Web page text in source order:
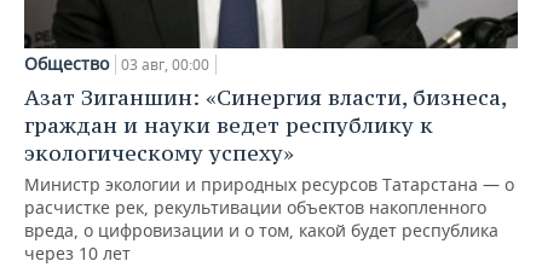
Общество 03 авг, 00:00
Азат Зиганшин: «Синергия власти, бизнеса,
граждан и науки ведет республику к
экологическому успеху»
Министр экологии и природных ресурсов Татарстана — о
расчистке рек, рекультивации объектов накопленного
вреда, о цифровизации и о том, какой будет республика
через 10 лет